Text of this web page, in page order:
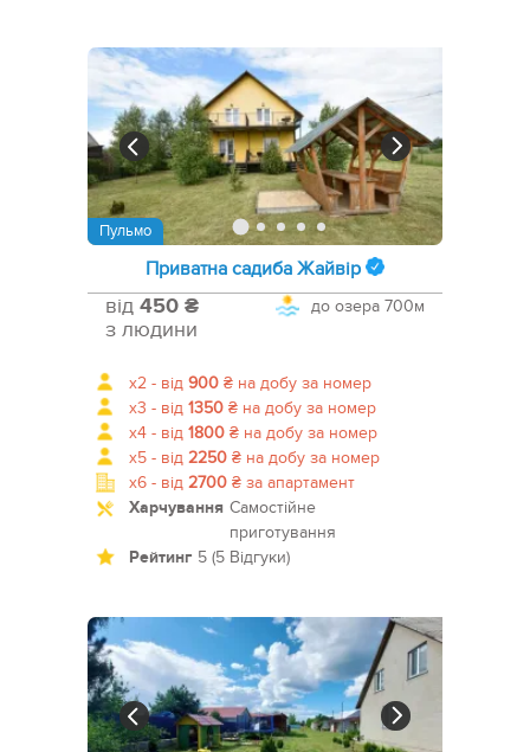
Пульмо
Приватна садиба Жайвір
до озера 700м
від 450 ₴
з людини
x2 - від 900 ₴ на добу за номер
x3 - від 1350 ₴ на добу за номер
x4 - від 1800 ₴ на добу за номер
x5 - від 2250 ₴ на добу за номер
x6 - від 2700 ₴ за апартамент
Харчування Самостійне
приготування
Рейтинг 5 (5 Відгуки)